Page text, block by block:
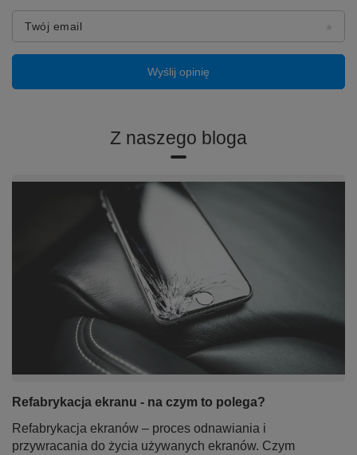
Twój email
Wyślij opinię
Z naszego bloga
Refabrykacja ekranu - na czym to polega?
Refabrykacja ekranów – proces odnawiania i
przywracania do życia używanych ekranów. Czym